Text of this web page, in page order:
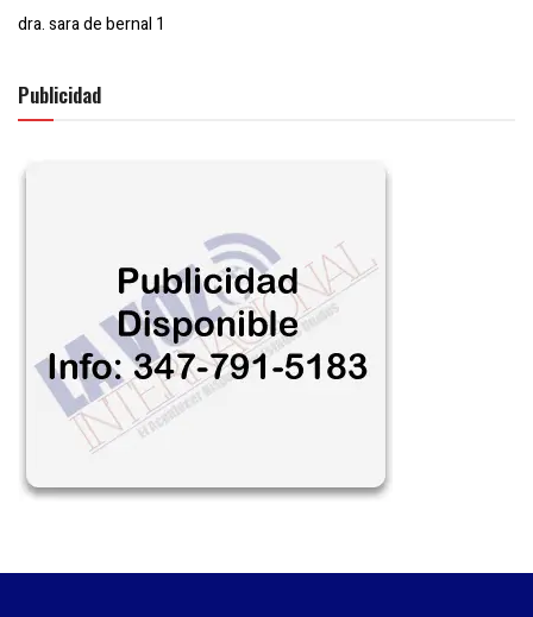
dra. sara de bernal 1
Publicidad